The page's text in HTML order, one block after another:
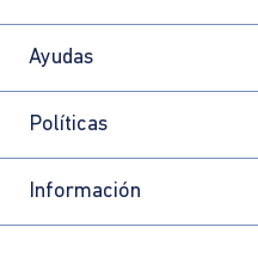
Ayudas
Políticas
Información